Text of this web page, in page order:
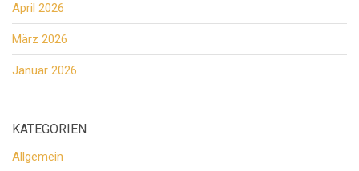
April 2026
März 2026
Januar 2026
KATEGORIEN
Allgemein